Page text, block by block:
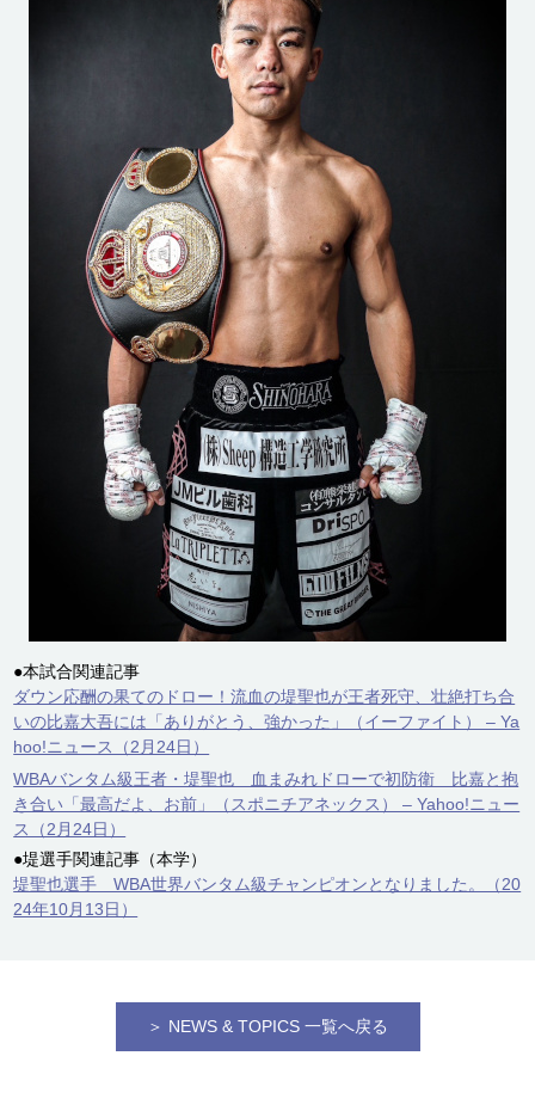
●本試合関連記事
ダウン応酬の果てのドロー！流血の堤聖也が王者死守、壮絶打ち合
いの比嘉大吾には「ありがとう、強かった」（イーファイト） – Ya
hoo!ニュース（2月24日）
WBAバンタム級王者・堤聖也 血まみれドローで初防衛 比嘉と抱
き合い「最高だよ、お前」（スポニチアネックス） – Yahoo!ニュー
ス（2月24日）
●堤選手関連記事（本学）
堤聖也選手 WBA世界バンタム級チャンピオンとなりました。（20
24年10月13日）
＞ NEWS & TOPICS 一覧へ戻る